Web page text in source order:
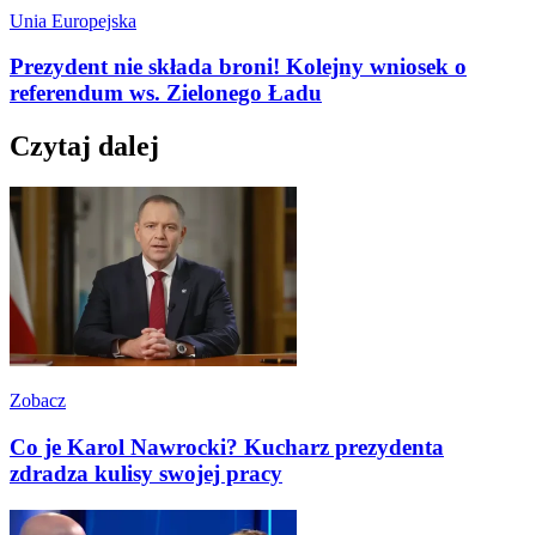
Unia Europejska
Prezydent nie składa broni! Kolejny wniosek o
referendum ws. Zielonego Ładu
Czytaj dalej
Zobacz
Co je Karol Nawrocki? Kucharz prezydenta
zdradza kulisy swojej pracy